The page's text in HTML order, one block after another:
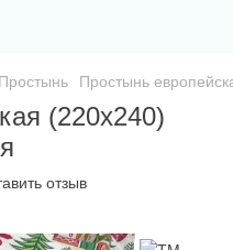
Простынь Простынь
(220х240)
отзыв